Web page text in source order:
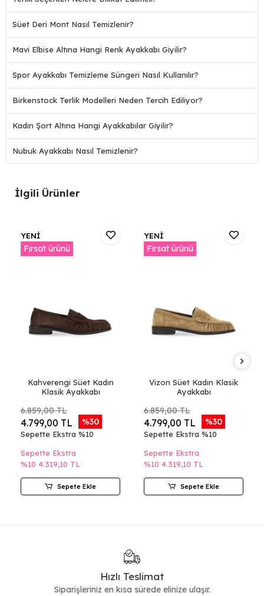
Süet Deri Mont Nasıl Temizlenir?
Mavi Elbise Altına Hangi Renk Ayakkabı Giyilir?
Spor Ayakkabı Temizleme Süngeri Nasıl Kullanılır?
Birkenstock Terlik Modelleri Neden Tercih Ediliyor?
Kadın Şort Altına Hangi Ayakkabılar Giyilir?
Nubuk Ayakkabı Nasıl Temizlenir?
İlgili Ürünler
YENİ
Fırsat ürünü
Kahverengi Süet Kadın
Klasik Ayakkabı
6.859,00 TL
4.799,00 TL %30
Sepette Ekstra %10
Sepette Ekstra
%10 4.319,10 TL
Sepete Ekle
YENİ
Fırsat ürünü
Vizon Süet Kadın Klasik
Ayakkabı
6.859,00 TL
4.799,00 TL %30
Sepette Ekstra %10
Sepette Ekstra
%10 4.319,10 TL
Sepete Ekle
Hızlı Teslimat
Siparişleriniz en kısa sürede elinize ulaşır.